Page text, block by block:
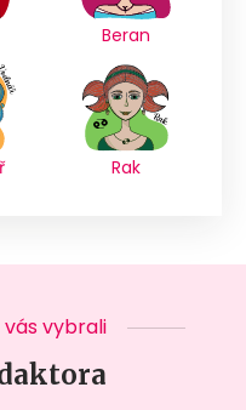
Beran
Rak
vybrali